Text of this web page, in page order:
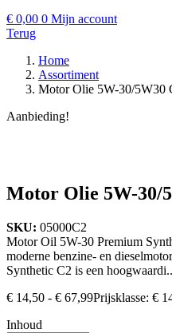
€ 0,00 0 Mijn account
Terug
Home
Assortiment
Motor Olie 5W-30/5W30
Aanbieding!
Motor Olie 5W-30/
SKU: 05000C2
Motor Oil 5W-30 Premium
moderne benzine- en
Synthetic C2 is een
€ 14,50 - € 67,99Prijsklasse: €
Inhoud